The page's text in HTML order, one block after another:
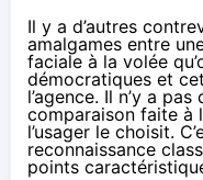
Il y a d’autres
amalgames entre
faciale à la volée
démocratiques et
l’agence. Il n’y a
comparaison faite à
l’usager le choisit.
reconnaissance
points